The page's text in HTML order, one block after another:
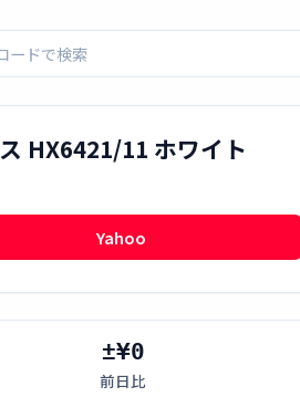
HX6421/11 ホワイト
Yahoo
±¥0
前日比